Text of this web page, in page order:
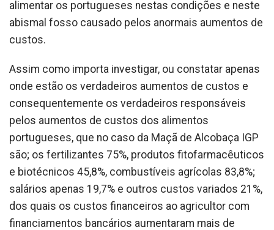
alimentar os portugueses nestas condições e neste
abismal fosso causado pelos anormais aumentos de
custos.
Assim como importa investigar, ou constatar apenas
onde estão os verdadeiros aumentos de custos e
consequentemente os verdadeiros responsáveis
pelos aumentos de custos dos alimentos
portugueses, que no caso da Maçã de Alcobaça IGP
são; os fertilizantes 75%, produtos fitofarmacêuticos
e biotécnicos 45,8%, combustíveis agrícolas 83,8%;
salários apenas 19,7% e outros custos variados 21%,
dos quais os custos financeiros ao agricultor com
financiamentos bancários aumentaram mais de